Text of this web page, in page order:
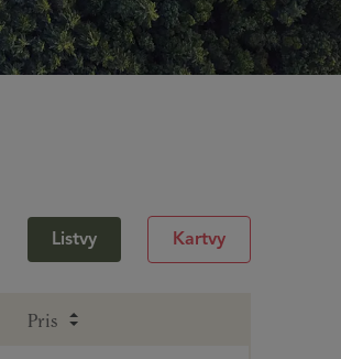
Listvy Kartvy
Pris